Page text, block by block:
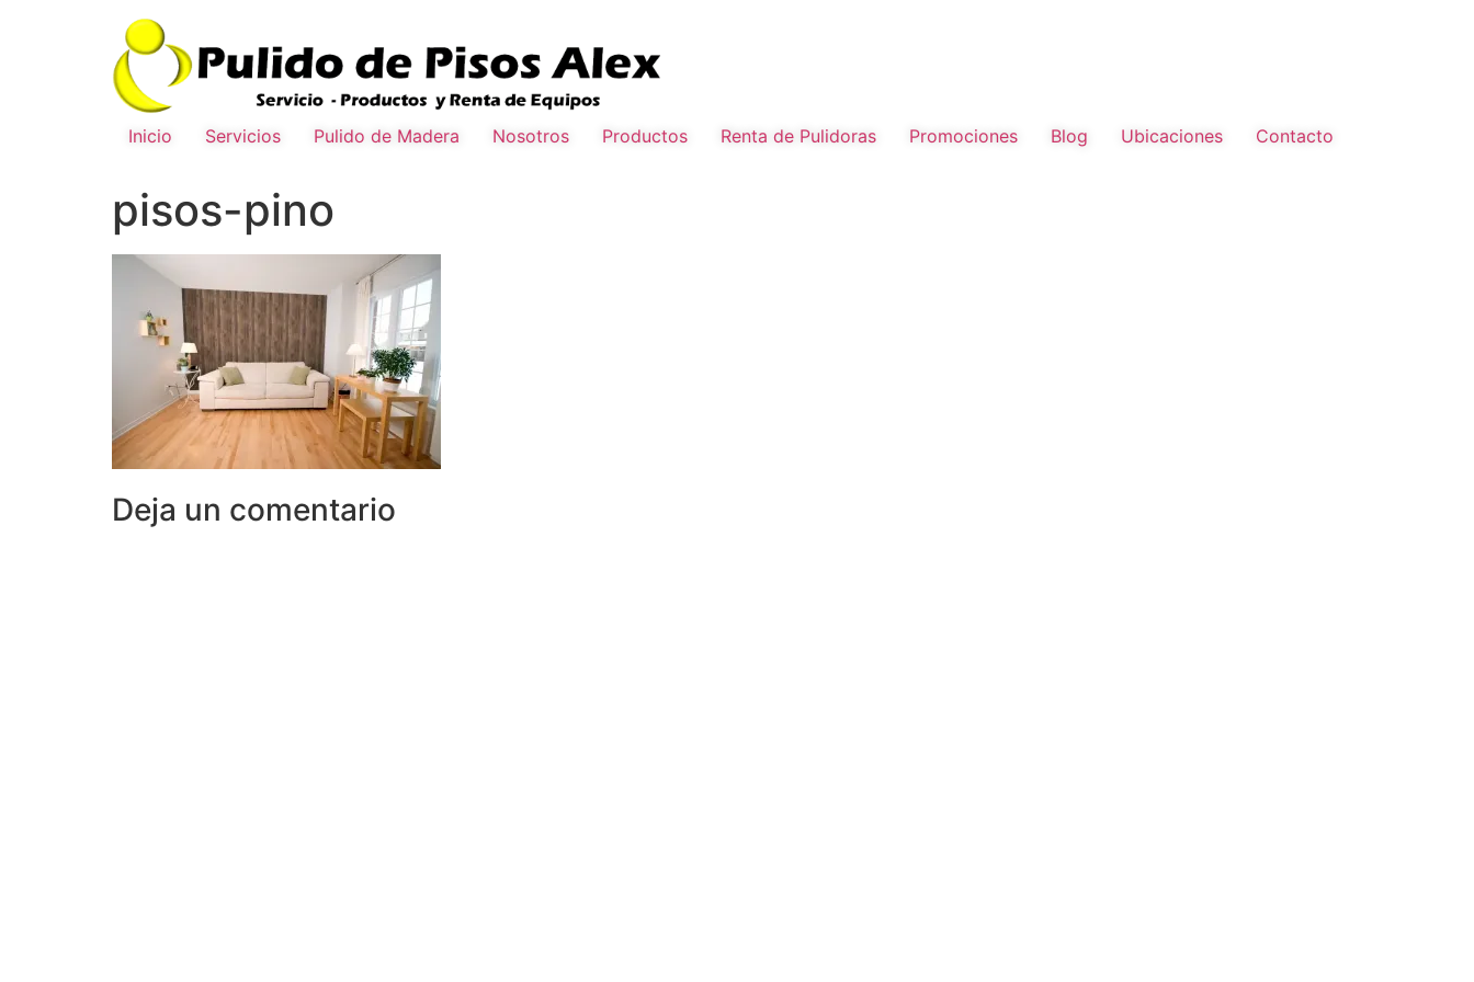
Inicio Servicios Pulido de Madera Nosotros Productos Renta de Pulidoras Promociones Blog Ubicaciones Contacto
pisos-pino
Deja un comentario